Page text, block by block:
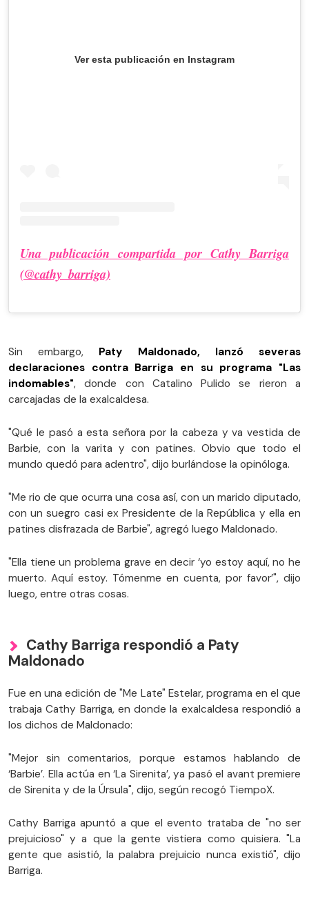
Ver esta publicación en Instagram
Una publicación compartida por Cathy Barriga
(@cathy_barriga)
Sin embargo, Paty Maldonado, lanzó severas
declaraciones contra Barriga en su programa "Las
indomables", donde con Catalino Pulido se rieron a
carcajadas de la exalcaldesa.
"Qué le pasó a esta señora por la cabeza y va vestida de
Barbie, con la varita y con patines. Obvio que todo el
mundo quedó para adentro", dijo burlándose la opinóloga.
"Me rio de que ocurra una cosa así, con un marido diputado,
con un suegro casi ex Presidente de la República y ella en
patines disfrazada de Barbie", agregó luego Maldonado.
"Ella tiene un problema grave en decir ‘yo estoy aquí, no he
muerto. Aquí estoy. Tómenme en cuenta, por favor’", dijo
luego, entre otras cosas.
Cathy Barriga respondió a Paty
Maldonado
Fue en una edición de "Me Late" Estelar, programa en el que
trabaja Cathy Barriga, en donde la exalcaldesa respondió a
los dichos de Maldonado:
"Mejor sin comentarios, porque estamos hablando de
‘Barbie’. Ella actúa en ‘La Sirenita’, ya pasó el avant premiere
de Sirenita y de la Úrsula", dijo, según recogó TiempoX.
Cathy Barriga apuntó a que el evento trataba de "no ser
prejuicioso" y a que la gente vistiera como quisiera. "La
gente que asistió, la palabra prejuicio nunca existió", dijo
Barriga.